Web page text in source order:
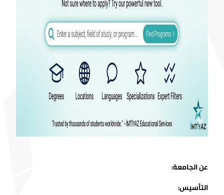
عن الجامعة:
التأسيس: